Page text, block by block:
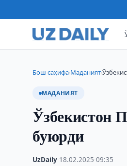
Бош саҳифа›Маданият›
МАДАНИЯТ
Ўзбекистон
буюрди
UzDaily 18.02.2025 ·09:35